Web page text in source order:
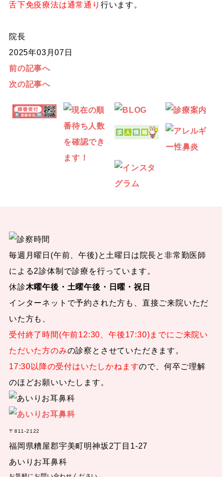
舌下免疫療法は通常通り 行います。
院長
2025年03月07日
前の記事へ
次の記事へ
毎週月曜日(午前、午後)と土曜日は院長と非常勤医師
による2診体制で診療を行っています。
休診木曜午後・土曜午後・日曜・祝日
インターネットで予約された方も、直接ご来院いただ
いた方も、
受付終了時間(午前12:30、午後17:30)までにご来院い
ただいた方のみの診察とさせていただきます。
17:30以降の受付はいたしかねますので、何卒ご理解
のほどお願いいたします。
〒811-2122
福岡県糟屋郡宇美町明神坂2丁目1-27
あいりお耳鼻科